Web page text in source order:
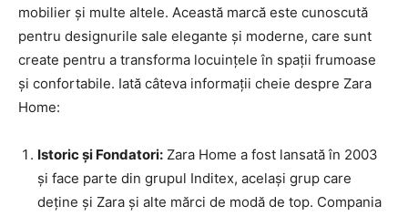
mobilier și multe altele. Această marcă este cunoscută
pentru designurile sale elegante și moderne, care sunt
create pentru a transforma locuințele în spații frumoase
și confortabile. Iată câteva informații cheie despre Zara
Home:
Istoric și Fondatori: Zara Home a fost lansată în 2003
și face parte din grupul Inditex, același grup care
deține și Zara și alte mărci de modă de top. Compania